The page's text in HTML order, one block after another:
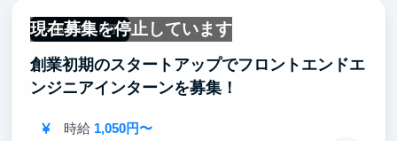
現在募集を停止しています
一部リモート可
創業初期のスタートアップでフロントエンドエ
ンジニアインターンを募集！
時給 1,050円〜